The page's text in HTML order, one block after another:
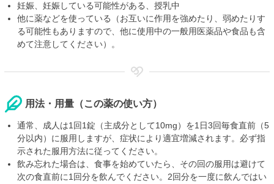
妊娠、妊娠している可能性がある、授乳中
他に薬などを使っている（お互いに作用を強めたり、弱めたりす
る可能性もありますので、他に使用中の一般用医薬品や食品も含
めて注意してください）。
用法・用量（この薬の使い方）
通常、成人は1回1錠（主成分として10mg）を1日3回毎食直前（5
分以内）に服用しますが、症状により適宜増減されます。必ず指
示された服用方法に従ってください。
飲み忘れた場合は、食事を始めていたら、その回の服用は避けて
次の食直前に1回分を飲んでください。2回分を一度に飲んではい